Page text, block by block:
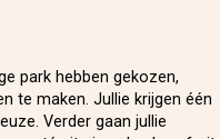
park hebben gekozen,
te maken. Jullie krijgen één
Verder gaan jullie